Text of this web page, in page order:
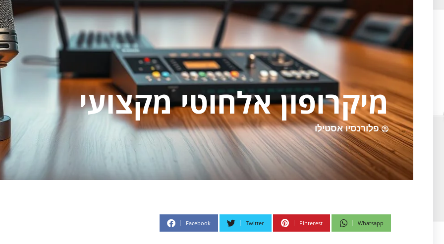
מיקרופון אלחוטי מקצועי
פלורנסיו אסטילו
Whatsapp
Pinterest
Twitter
Facebook